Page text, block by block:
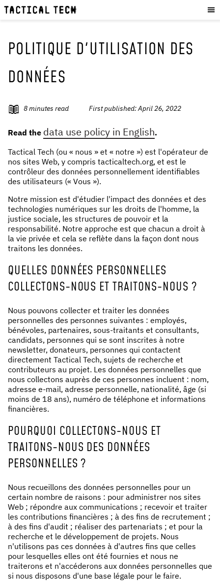
OUR WORK:
PROJECTS
RESOURCES
OUR SERVICES:
EXPERIENCES
SKILLS
CONSULTANCY
GET INVOLVED:
WORK WITH US
DONATE
SHOP
NEWS & STORIES
OUR TEAM
HISTORY
AWARDS
PRESS
CONTACT US
POLITIQUE D'UTILISATION DES
DONNÉES
8minutes read First published:April 26, 2022
Read the data use policy in English.
Tactical Tech (ou « nous » et « notre ») est l'opérateur de
nos sites Web, y compris tacticaltech.org, et est le
contrôleur des données personnellement identifiables
des utilisateurs (« Vous »).
Notre mission est d'étudier l'impact des données et des
technologies numériques sur les droits de l'homme, la
justice sociale, les structures de pouvoir et la
responsabilité. Notre approche est que chacun a droit à
la vie privée et cela se reflète dans la façon dont nous
traitons les données.
QUELLES DONNÉES PERSONNELLES
COLLECTONS-NOUS ET TRAITONS-NOUS ?
Nous pouvons collecter et traiter les données
personnelles des personnes suivantes : employés,
bénévoles, partenaires, sous-traitants et consultants,
candidats, personnes qui se sont inscrites à notre
newsletter, donateurs, personnes qui contactent
directement Tactical Tech, sujets de recherche et
contributeurs au projet. Les données personnelles que
nous collectons auprès de ces personnes incluent : nom,
adresse e-mail, adresse personnelle, nationalité, âge (si
moins de 18 ans), numéro de téléphone et informations
financières.
POURQUOI COLLECTONS-NOUS ET
TRAITONS-NOUS DES DONNÉES
PERSONNELLES ?
Nous recueillons des données personnelles pour un
certain nombre de raisons : pour administrer nos sites
Web ; répondre aux communications ; recevoir et traiter
les contributions financières ; à des fins de recrutement ;
à des fins d'audit ; réaliser des partenariats ; et pour la
recherche et le développement de projets. Nous
n'utilisons pas ces données à d'autres fins que celles
pour lesquelles elles ont été fournies et nous ne
traiterons et n'accéderons aux données personnelles que
si nous disposons d'une base légale pour le faire.